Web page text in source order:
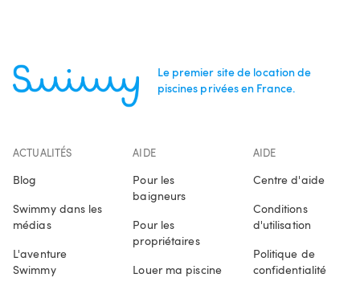
Le premier site de location de
piscines privées en France.
ACTUALITÉS
Blog
Swimmy dans les
médias
L'aventure
Swimmy
AIDE
Pour les
baigneurs
Pour les
propriétaires
Louer ma piscine
AIDE
Centre d'aide
Conditions
d'utilisation
Politique de
confidentialité